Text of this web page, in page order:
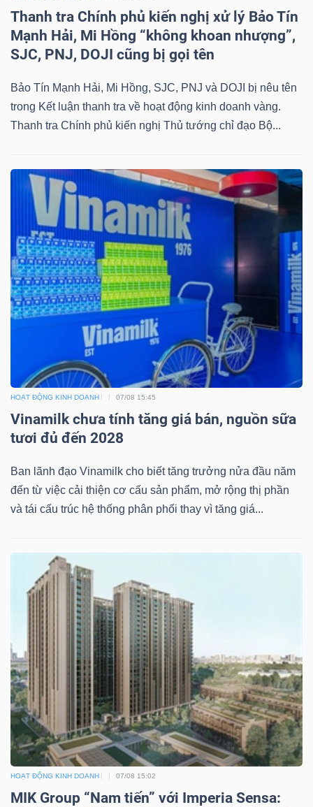
Thanh tra Chính phủ kiến nghị xử lý Bảo Tín
Mạnh Hải, Mi Hồng “không khoan nhượng”,
SJC, PNJ, DOJI cũng bị gọi tên
Bảo Tín Mạnh Hải, Mi Hồng, SJC, PNJ và DOJI bị nêu tên
trong Kết luận thanh tra về hoạt động kinh doanh vàng.
Thanh tra Chính phủ kiến nghị Thủ tướng chỉ đạo Bộ...
HOẠT ĐỘNG KINH DOANH 07/08 15:45
Vinamilk chưa tính tăng giá bán, nguồn sữa
tươi đủ đến 2028
Ban lãnh đạo Vinamilk cho biết tăng trưởng nửa đầu năm
đến từ việc cải thiện cơ cấu sản phẩm, mở rộng thị phần
và tái cấu trúc hệ thống phân phối thay vì tăng giá...
HOẠT ĐỘNG KINH DOANH 07/08 15:02
MIK Group “Nam tiến” với Imperia Sensa:
Mã
chứng
(-)
Tất cả Cổ phiếu Chỉ số Chứng chỉ quỹ
đạo
Tất cả Người nội bộ Người liên quan Cổ đông lớn
Tin
tức
(-)
viết
của
tác
giả
Báo
cáo
tích
Thuật
ngữ
(-)
Dịch
vụ
(-)
Đào